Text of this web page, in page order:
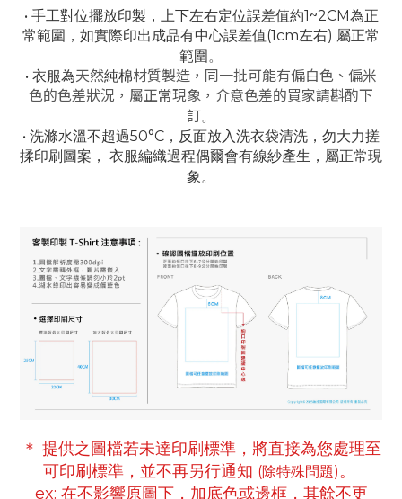
• 手工對位擺放印製，上下左右定位誤差值約1~2CM為正
常範圍， 如實際印出成品有中心誤差值(1cm左右) 屬正常
範圍。
• 衣服為天然純棉材質製造，同一批可能有偏白色、偏米
色的色差狀況，屬正常現象，介意色差的買家請斟酌下
訂。
• 洗滌水溫不超過50°C，反面放入洗衣袋清洗，勿大力搓
揉印刷圖案， 衣服編織過程偶爾會有線紗產生，屬正常現
象。
＊ 提供之圖檔若未達印刷標準，將直接為您處理至
可印刷標準，並不再另行通知 (除特殊問題)。
ex: 在不影響原圖下， 加底色或邊框， 其餘不更